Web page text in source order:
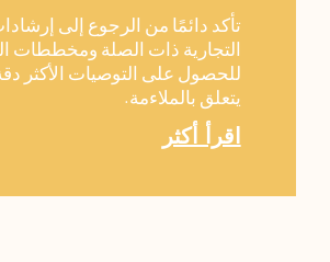
تأكد دائمًا من الرجوع إلى
التجارية ذات الصلة ومخططات
للحصول على التوصيات الأكثر
يتعلق بالملاءمة.
اقرأ أكثر